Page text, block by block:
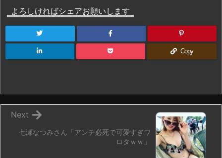
よろしければシェアお願いします
Copy
七瀬なつみさん「アンチ必死で可愛すぎワ
ロタｗｗ」
Next